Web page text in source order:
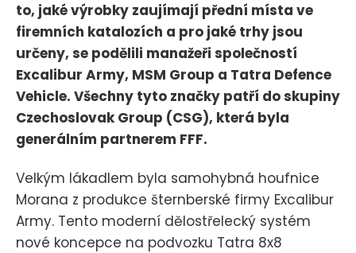
to, jaké výrobky zaujímají přední místa ve
firemních katalozích a pro jaké trhy jsou
určeny, se podělili manažeři společností
Excalibur Army, MSM Group a Tatra Defence
Vehicle. Všechny tyto značky patří do skupiny
Czechoslovak Group (CSG), která byla
generálním partnerem FFF.
Velkým lákadlem byla samohybná houfnice
Morana z produkce šternberské firmy Excalibur
Army. Tento moderní dělostřelecký systém
nové koncepce na podvozku Tatra 8x8